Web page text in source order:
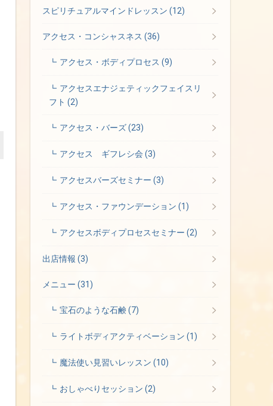
スピリチュアルマインドレッスン (12)
アクセス・コンシャスネス (36)
アクセス・ボディプロセス(9)
アクセスエナジェティックフェイスリ
フト(2)
アクセス・バーズ(23)
アクセス ギフレシ会(3)
アクセスバーズセミナー(3)
アクセス・ファウンデーション(1)
アクセスボディプロセスセミナー(2)
出店情報 (3)
メニュー (31)
宝石のような石鹸(7)
ライトボディアクティベーション(1)
魔法使い見習いレッスン(10)
おしゃべりセッション(2)